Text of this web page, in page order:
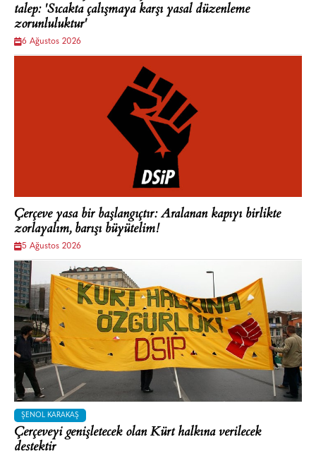
talep: 'Sıcakta çalışmaya karşı yasal düzenleme
zorunluluktur'
6 Ağustos 2026
Çerçeve yasa bir başlangıçtır: Aralanan kapıyı birlikte
zorlayalım, barışı büyütelim!
5 Ağustos 2026
ŞENOL KARAKAŞ
Çerçeveyi genişletecek olan Kürt halkına verilecek
destektir